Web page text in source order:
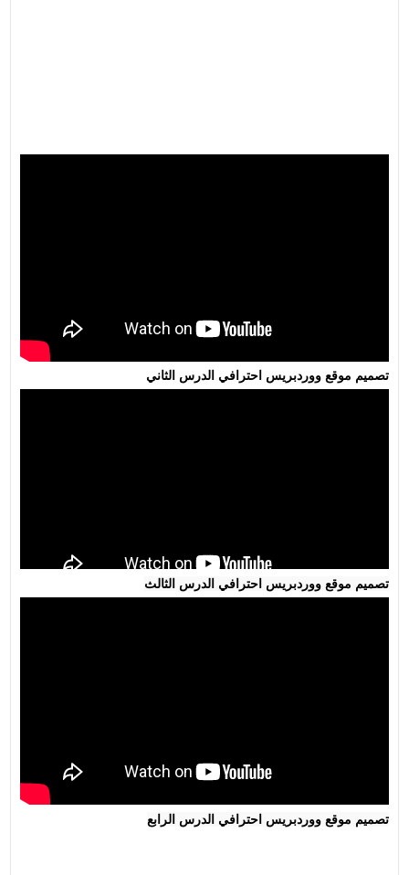
تصميم موقع ووردبريس احترافي الدرس الثاني
تصميم موقع ووردبريس احترافي الدرس الثالث
تصميم موقع ووردبريس احترافي الدرس الرابع